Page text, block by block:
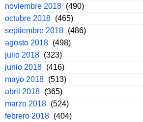
noviembre 2018 (490)
octubre 2018 (465)
septiembre 2018 (486)
agosto 2018 (498)
julio 2018 (323)
junio 2018 (416)
mayo 2018 (513)
abril 2018 (365)
marzo 2018 (524)
febrero 2018 (404)